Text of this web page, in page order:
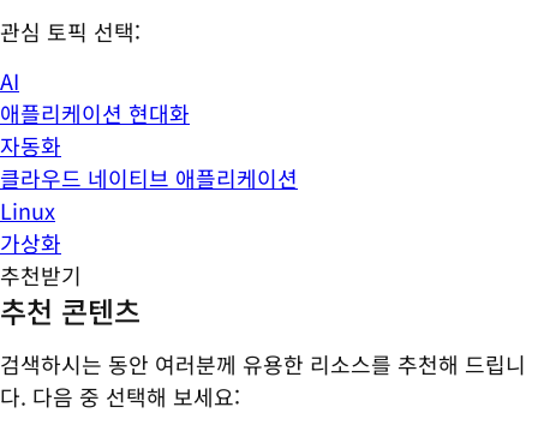
관심 토픽 선택:
AI
애플리케이션 현대화
자동화
클라우드 네이티브 애플리케이션
Linux
가상화
추천받기
추천 콘텐츠
검색하시는 동안 여러분께 유용한 리소스를 추천해 드립니
다. 다음 중 선택해 보세요: